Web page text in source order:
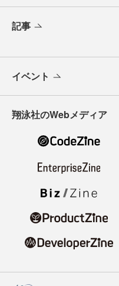
記事
イベント
翔泳社のWebメディア